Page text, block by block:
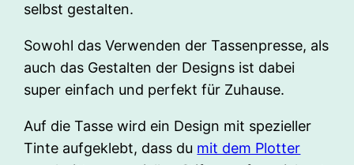
selbst gestalten.
Sowohl das Verwenden der Tassenpresse, als
auch das Gestalten der Designs ist dabei
super einfach und perfekt für Zuhause.
Auf die Tasse wird ein Design mit spezieller
Tinte aufgeklebt, dass du mit dem Plotter